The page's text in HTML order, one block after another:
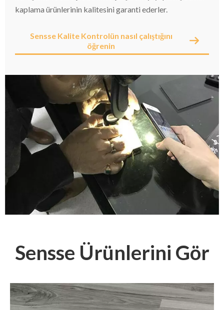
kaplama ürünlerinin kalitesini garanti ederler.
Sensse Kalite Kontrolün nasıl çalıştığını
öğrenin
Sensse Ürünlerini Gör